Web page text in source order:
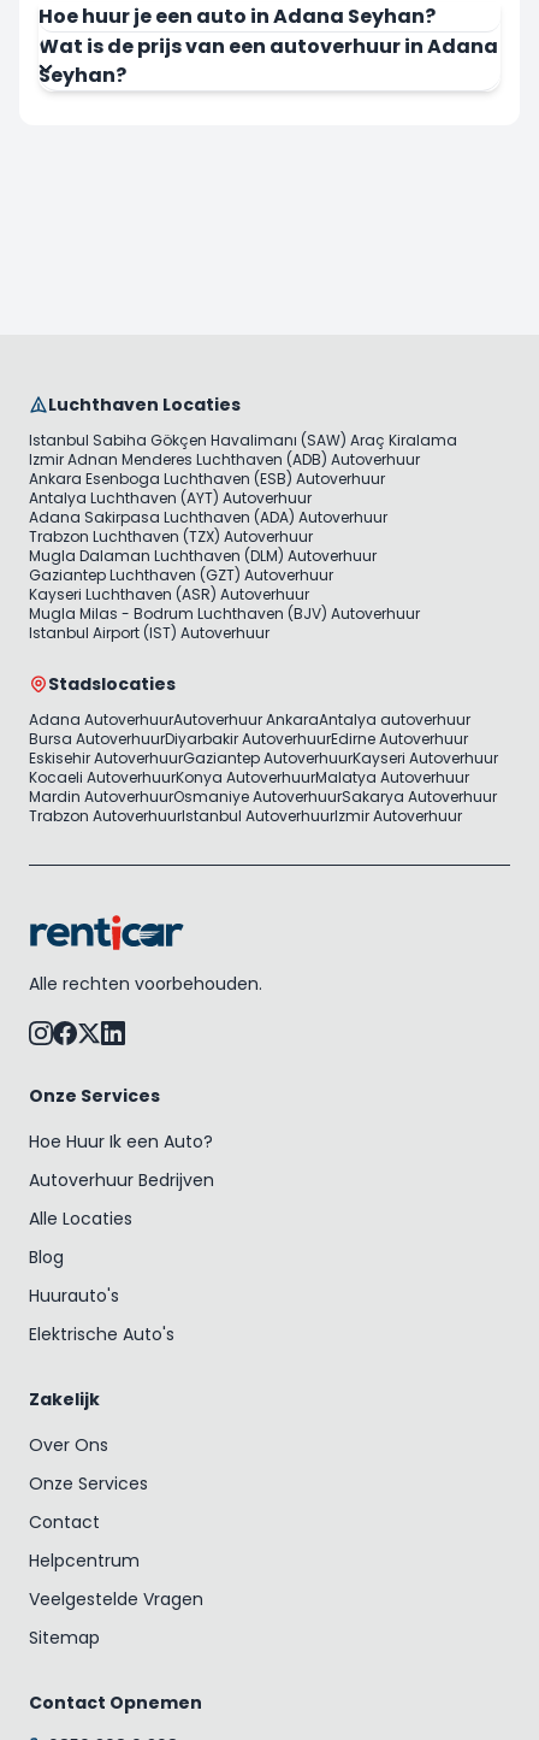
Hoe huur je een auto in Adana Seyhan?
Wat is de prijs van een autoverhuur in Adana
Seyhan?
Luchthaven Locaties
Istanbul Sabiha Gökçen Havalimanı (SAW) Araç Kiralama
Izmir Adnan Menderes Luchthaven (ADB) Autoverhuur
Ankara Esenboga Luchthaven (ESB) Autoverhuur
Antalya Luchthaven (AYT) Autoverhuur
Adana Sakirpasa Luchthaven (ADA) Autoverhuur
Trabzon Luchthaven (TZX) Autoverhuur
Mugla Dalaman Luchthaven (DLM) Autoverhuur
Gaziantep Luchthaven (GZT) Autoverhuur
Kayseri Luchthaven (ASR) Autoverhuur
Mugla Milas - Bodrum Luchthaven (BJV) Autoverhuur
Istanbul Airport (IST) Autoverhuur
Stadslocaties
Adana AutoverhuurAutoverhuur AnkaraAntalya autoverhuur
Bursa AutoverhuurDiyarbakir AutoverhuurEdirne Autoverhuur
Eskisehir AutoverhuurGaziantep AutoverhuurKayseri Autoverhuur
Kocaeli AutoverhuurKonya AutoverhuurMalatya Autoverhuur
Mardin AutoverhuurOsmaniye AutoverhuurSakarya Autoverhuur
Trabzon AutoverhuurIstanbul AutoverhuurIzmir Autoverhuur
Alle rechten voorbehouden.
Onze Services
Hoe Huur Ik een Auto?
Autoverhuur Bedrijven
Alle Locaties
Blog
Huurauto's
Elektrische Auto's
Zakelijk
Over Ons
Onze Services
Contact
Helpcentrum
Veelgestelde Vragen
Sitemap
Contact Opnemen